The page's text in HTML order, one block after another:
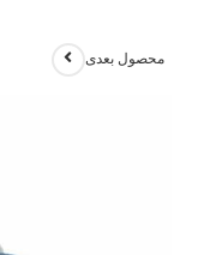
محصول بعدی